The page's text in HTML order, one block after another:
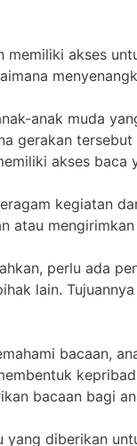
memiliki akses
anak muda
gerakan
akses baca
kegiatan
atau
perlu ada
lain.
bacaan,
bacaan bagi
yang diberikan